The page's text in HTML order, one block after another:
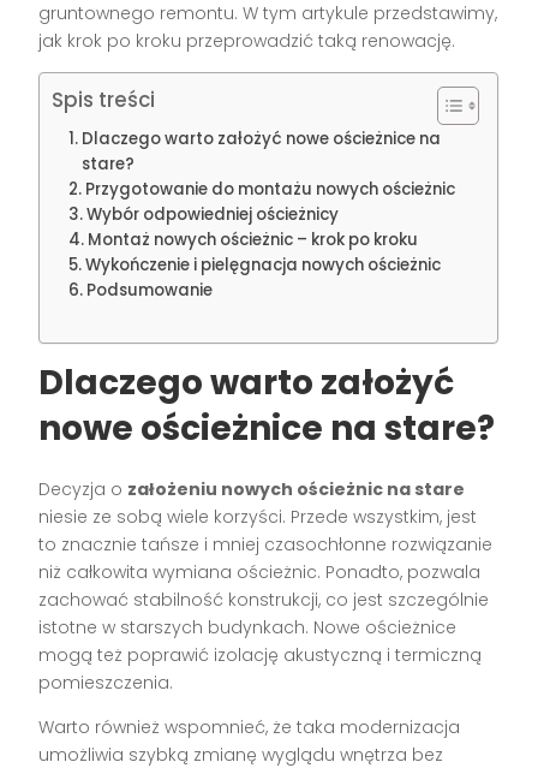
gruntownego remontu. W tym artykule przedstawimy,
jak krok po kroku przeprowadzić taką renowację.
Spis treści
Dlaczego warto założyć nowe ościeżnice na
stare?
Przygotowanie do montażu nowych ościeżnic
Wybór odpowiedniej ościeżnicy
Montaż nowych ościeżnic – krok po kroku
Wykończenie i pielęgnacja nowych ościeżnic
Podsumowanie
Dlaczego warto założyć
nowe ościeżnice na stare?
Decyzja o założeniu nowych ościeżnic na stare
niesie ze sobą wiele korzyści. Przede wszystkim, jest
to znacznie tańsze i mniej czasochłonne rozwiązanie
niż całkowita wymiana ościeżnic. Ponadto, pozwala
zachować stabilność konstrukcji, co jest szczególnie
istotne w starszych budynkach. Nowe ościeżnice
mogą też poprawić izolację akustyczną i termiczną
pomieszczenia.
Warto również wspomnieć, że taka modernizacja
umożliwia szybką zmianę wyglądu wnętrza bez